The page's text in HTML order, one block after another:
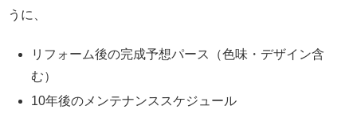
うに、
リフォーム後の完成予想パース（色味・デザイン含
む）
10年後のメンテナンススケジュール